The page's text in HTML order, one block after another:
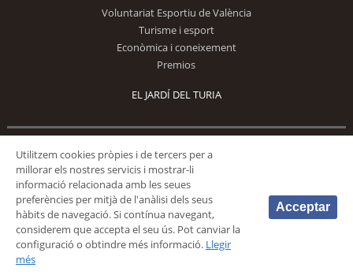
Voluntariat Esportiu de València
Turisme i esport
Econòmica i coneixement
Premios
EL JARDÍ DEL TURIA
© 2026 Fundación Deportiva Municipal Valencia |AVÍS LEGAL
Utilitzem cookies pròpies i de tercers per a
millorar els nostres servicis i mostrar-li
informació relacionada amb les seues
preferències per mitjà de l'anàlisi dels seus
hàbits de navegació. Si contínua navegant,
considerem que accepta el seu ús. Pot canviar la
configuració o obtindre més informació. Llegir
més
Acceptar